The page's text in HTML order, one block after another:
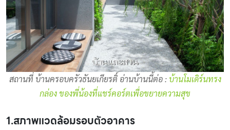
สถานที่ บ้านครอบครัวธันยเกียรติ์ อ่านบ้านนี้ต่อ : บ้านโมเดิร์นทรง
กล่อง ของพี่น้องที่แชร์คอร์ตเพื่อขยายความสุข
1.สภาพแวดล้อมรอบตัวอาคาร